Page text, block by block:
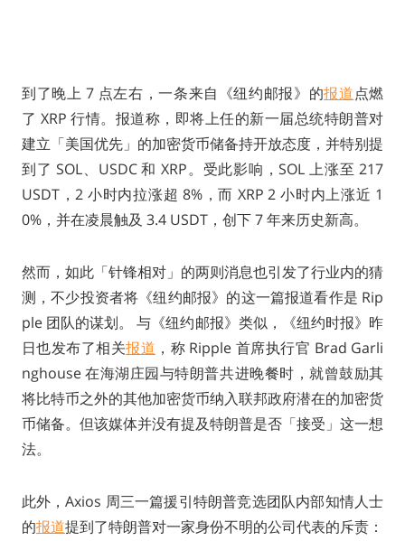
到了晚上 7 点左右，一条来自《纽约邮报》的报道点燃
了 XRP 行情。报道称，即将上任的新一届总统特朗普对
建立「美国优先」的加密货币储备持开放态度，并特别提
到了 SOL、USDC 和 XRP。受此影响，SOL 上涨至 217
USDT，2 小时内拉涨超 8%，而 XRP 2 小时内上涨近 1
0%，并在凌晨触及 3.4 USDT，创下 7 年来历史新高。
然而，如此「针锋相对」的两则消息也引发了行业内的猜
测，不少投资者将《纽约邮报》的这一篇报道看作是 Rip
ple 团队的谋划。 与《纽约邮报》类似，《纽约时报》昨
日也发布了相关报道 ，称 Ripple 首席执行官 Brad Garli
nghouse 在海湖庄园与特朗普共进晚餐时，就曾鼓励其
将比特币之外的其他加密货币纳入联邦政府潜在的加密货
币储备。但该媒体并没有提及特朗普是否「接受」这一想
法。
此外，Axios 周三一篇援引特朗普竞选团队内部知情人士
的报道提到了特朗普对一家身份不明的公司代表的斥责：